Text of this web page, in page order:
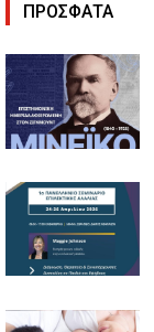
ΠΡΟΣΦΑΤΑ